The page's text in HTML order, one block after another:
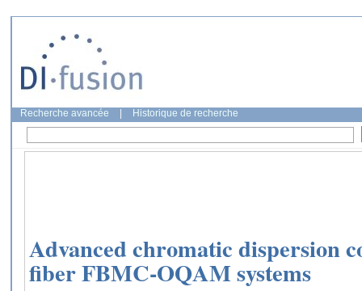
Recherche avancée Historique de recherche
Advanced chromatic dispersion
fiber FBMC-OQAM systems